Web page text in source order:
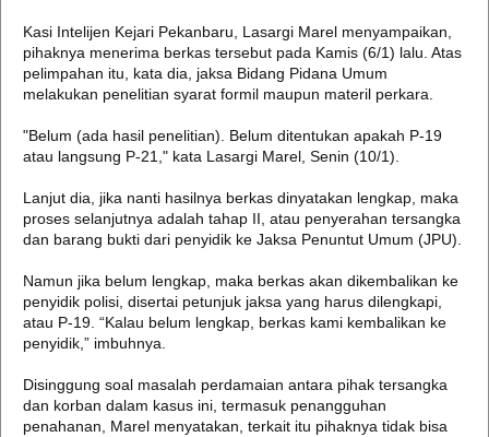
Kasi Intelijen Kejari Pekanbaru, Lasargi Marel menyampaikan,
pihaknya menerima berkas tersebut pada Kamis (6/1) lalu. Atas
pelimpahan itu, kata dia, jaksa Bidang Pidana Umum
melakukan penelitian syarat formil maupun materil perkara.
"Belum (ada hasil penelitian). Belum ditentukan apakah P-19
atau langsung P-21," kata Lasargi Marel, Senin (10/1).
Lanjut dia, jika nanti hasilnya berkas dinyatakan lengkap, maka
proses selanjutnya adalah tahap II, atau penyerahan tersangka
dan barang bukti dari penyidik ke Jaksa Penuntut Umum (JPU).
Namun jika belum lengkap, maka berkas akan dikembalikan ke
penyidik polisi, disertai petunjuk jaksa yang harus dilengkapi,
atau P-19. “Kalau belum lengkap, berkas kami kembalikan ke
penyidik,” imbuhnya.
Disinggung soal masalah perdamaian antara pihak tersangka
dan korban dalam kasus ini, termasuk penangguhan
penahanan, Marel menyatakan, terkait itu pihaknya tidak bisa